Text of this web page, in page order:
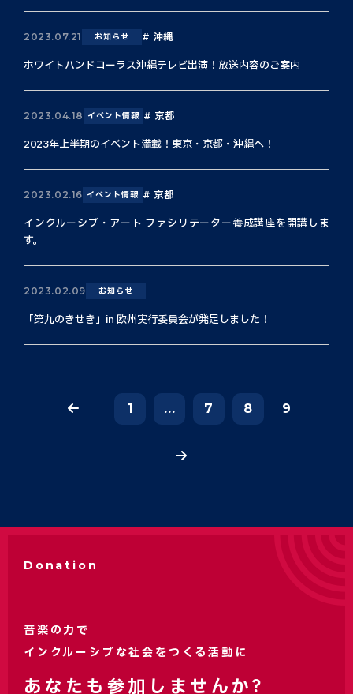
2023.07.21 お知らせ 沖縄
ホワイトハンドコーラス沖縄テレビ出演！放送内容のご案内
2023.04.18 イベント情報 京都
2023年上半期のイベント満載！東京・京都・沖縄へ！
2023.02.16 イベント情報 京都
インクルーシブ・アート ファシリテーター養成講座を開講しま
す。
2023.02.09 お知らせ
「第九のきせき」in 欧州実行委員会が発足しました！
1 ... 7 8 9
Donation
音楽の力で
インクルーシブな社会をつくる活動に
あなたも参加しませんか?